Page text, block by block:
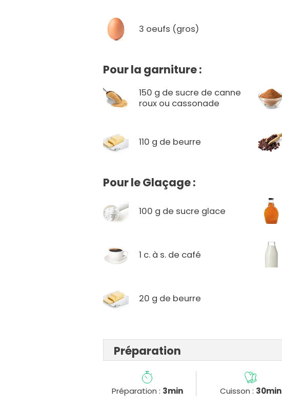
3 oeufs (gros)
Pour la garniture :
150 g de sucre de canne
roux ou cassonade
110 g de beurre
Pour le Glaçage :
100 g de sucre glace
1 c. à s. de café
20 g de beurre
Préparation
Préparation : 3min Cuisson : 30min